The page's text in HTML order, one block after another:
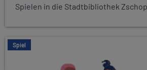
Spielen in die Stadtbibliothek
Spiel